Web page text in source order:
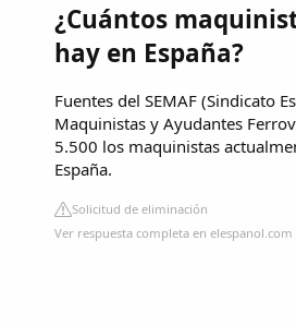
¿Cuántos
hay en España?
Fuentes del SEMAF (Sindicato
Maquinistas y Ayudantes
5.500 los maquinistas
España.
Solicitud de eliminación
Ver respuesta completa en elespanol.com